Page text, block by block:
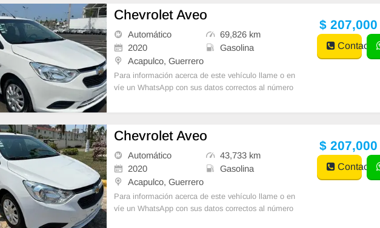
Chevrolet Aveo
Automático
69,826 km
2020
Gasolina
Acapulco, Guerrero
Para información acerca de este vehículo llame o en
víe un WhatsApp con sus datos correctos al número
$ 207,000
Contactar
Chevrolet Aveo
Automático
43,733 km
2020
Gasolina
Acapulco, Guerrero
Para información acerca de este vehículo llame o en
víe un WhatsApp con sus datos correctos al número
$ 207,000
Contactar